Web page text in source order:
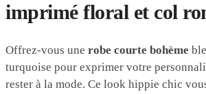
imprimé floral et col
Offrez-vous une robe courte bohème
turquoise pour exprimer votre
rester à la mode. Ce look hippie chic